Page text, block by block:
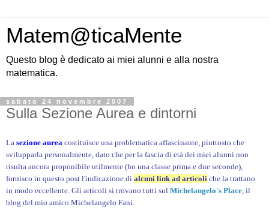
Matem@ticaMente
Questo blog è dedicato ai miei alunni e alla nostra
matematica.
sabato 24 novembre 2007
Sulla Sezione Aurea e dintorni
La sezione aurea costituisce una problematica affascinante, piuttosto che
svilupparla personalmente, dato che per la fascia di età dei miei alunni non
risulta ancora proponibile utilmente (ho una classe prima e due seconde),
fornisco in questo post l'indicazione di alcuni link ad articoli che la trattano
in modo eccellente. Gli articoli si trovano tutti sul Michelangelo's Place , il
blog del mio amico Michelangelo Fani.